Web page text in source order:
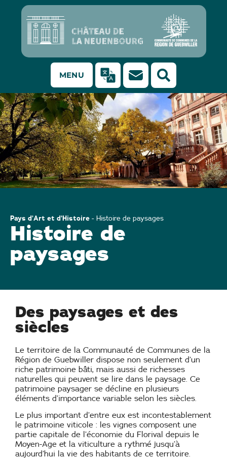
MENU
Pays d’Art et d’Histoire - Histoire de paysages
Histoire de
paysages
Des paysages et des
siècles
Le territoire de la Communauté de Communes de la
Région de Guebwiller dispose non seulement d’un
riche patrimoine bâti, mais aussi de richesses
naturelles qui peuvent se lire dans le paysage. Ce
patrimoine paysager se décline en plusieurs
éléments d’importance variable selon les siècles.
Le plus important d’entre eux est incontestablement
le patrimoine viticole : les vignes composent une
partie capitale de l’économie du Florival depuis le
Moyen-Age et la viticulture a rythmé jusqu’à
aujourd’hui la vie des habitants de ce territoire.